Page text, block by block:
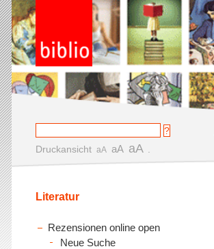
Druckansicht aA aA aA
Literatur
Rezensionen online open
Neue Suche